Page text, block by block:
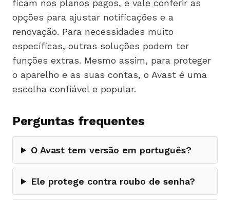
ficam nos planos pagos, e vale conferir as
opções para ajustar notificações e a
renovação. Para necessidades muito
específicas, outras soluções podem ter
funções extras. Mesmo assim, para proteger
o aparelho e as suas contas, o Avast é uma
escolha confiável e popular.
Perguntas frequentes
O Avast tem versão em português?
Ele protege contra roubo de senha?